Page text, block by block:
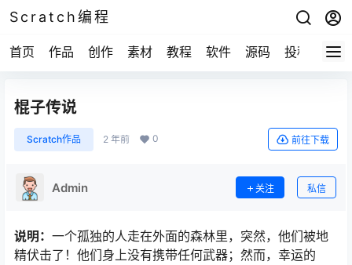
Scratch编程
首页 作品 创作 素材 教程 软件 源码 投稿 关于
棍子传说
Scratch作品 2 年前 0 前往下载
Admin 关注 私信
说明： 一个孤独的人走在外面的森林里，突然，他们被地
精伏击了！他们身上没有携带任何武器；然而，幸运的